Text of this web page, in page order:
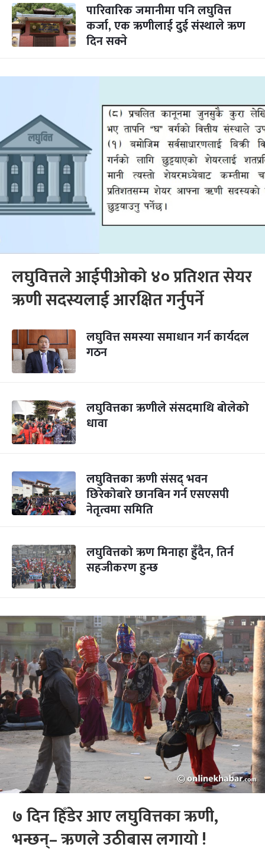
पारिवारिक जमानीमा पनि लघुवित्त
कर्जा, एक ऋणीलाई दुई संस्थाले ऋण
दिन सक्ने
लघुवित्तले आईपीओको ४० प्रतिशत सेयर
ऋणी सदस्यलाई आरक्षित गर्नुपर्ने
लघुवित्त समस्या समाधान गर्न कार्यदल
गठन
लघुवित्तका ऋणीले संसदमाथि बोलेको
धावा
लघुवित्तका ऋणी संसद् भवन
छिरेकोबारे छानबिन गर्न एसएसपी
नेतृत्वमा समिति
लघुवित्तको ऋण मिनाहा हुँदैन, तिर्न
सहजीकरण हुन्छ
७ दिन हिँडेर आए लघुवित्तका ऋणी,
भन्छन्– ऋणले उठीबास लगायो !